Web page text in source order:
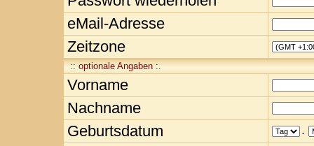
eMail-Adresse
Zeitzone
:: optionale Angaben :.
Vorname
Nachname
Geburtsdatum
.